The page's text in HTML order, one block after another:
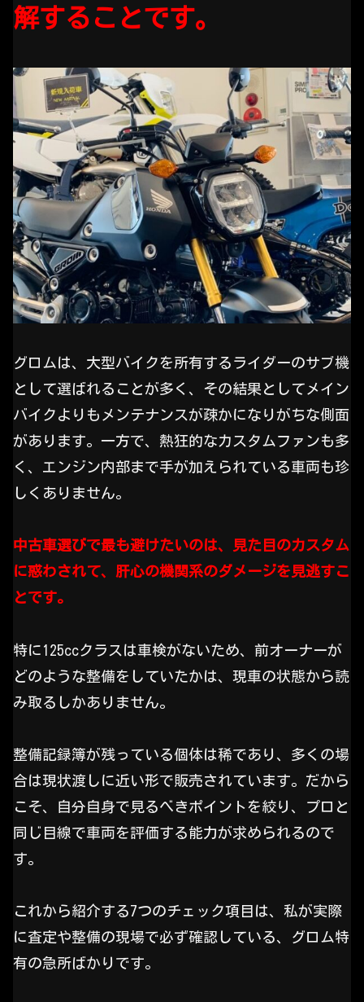
解することです。
グロムは、大型バイクを所有するライダーのサブ機
として選ばれることが多く、その結果としてメイン
バイクよりもメンテナンスが疎かになりがちな側面
があります。一方で、熱狂的なカスタムファンも多
く、エンジン内部まで手が加えられている車両も珍
しくありません。
中古車選びで最も避けたいのは、見た目のカスタム
に惑わされて、肝心の機関系のダメージを見逃すこ
とです。
特に125ccクラスは車検がないため、前オーナーが
どのような整備をしていたかは、現車の状態から読
み取るしかありません。
整備記録簿が残っている個体は稀であり、多くの場
合は現状渡しに近い形で販売されています。だから
こそ、自分自身で見るべきポイントを絞り、プロと
同じ目線で車両を評価する能力が求められるので
す。
これから紹介する7つのチェック項目は、私が実際
に査定や整備の現場で必ず確認している、グロム特
有の急所ばかりです。